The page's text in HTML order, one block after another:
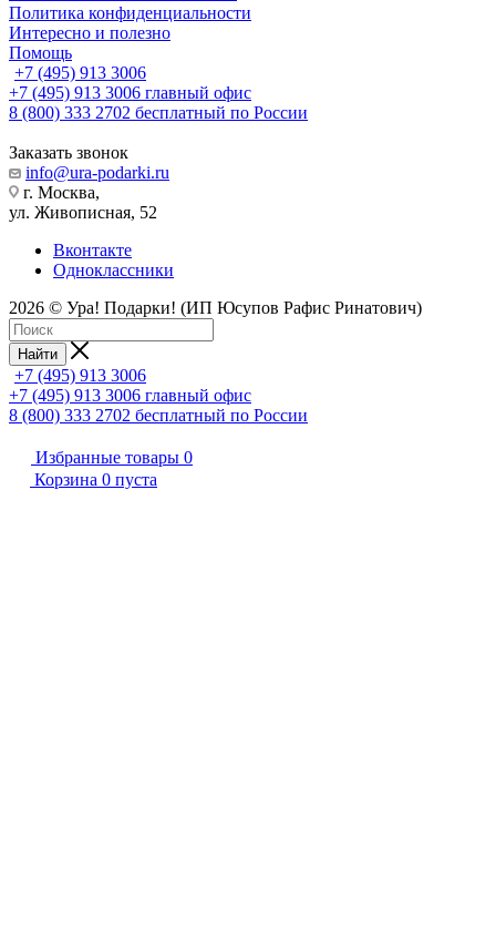
Политика конфиденциальности
Интересно и полезно
Помощь
+7 (495) 913 3006
+7 (495) 913 3006 главный офис
8 (800) 333 2702 бесплатный по России
Заказать звонок
info@ura-podarki.ru
г. Москва,
ул. Живописная, 52
Вконтакте
Одноклассники
2026 © Ура! Подарки! (ИП Юсупов Рафис Ринатович)
Найти
+7 (495) 913 3006
+7 (495) 913 3006 главный офис
8 (800) 333 2702 бесплатный по России
Избранные товары 0
Корзина 0 пуста